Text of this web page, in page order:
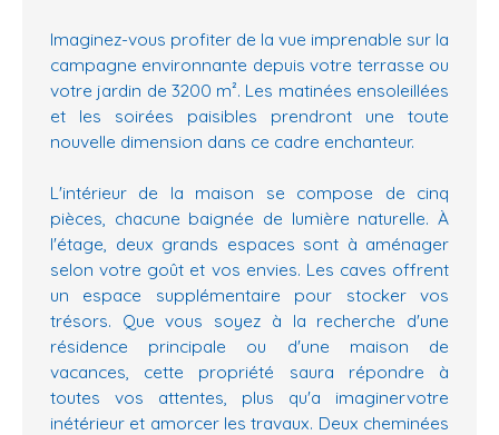
Imaginez-vous profiter de la vue imprenable sur la
campagne environnante depuis votre terrasse ou
votre jardin de 3200 m². Les matinées ensoleillées
et les soirées paisibles prendront une toute
nouvelle dimension dans ce cadre enchanteur.
L'intérieur de la maison se compose de cinq
pièces, chacune baignée de lumière naturelle. À
l'étage, deux grands espaces sont à aménager
selon votre goût et vos envies. Les caves offrent
un espace supplémentaire pour stocker vos
trésors. Que vous soyez à la recherche d'une
résidence principale ou d'une maison de
vacances, cette propriété saura répondre à
toutes vos attentes, plus qu'a imaginervotre
inétérieur et amorcer les travaux. Deux cheminées